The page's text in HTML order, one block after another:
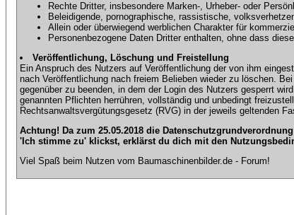
Rechte Dritter, insbesondere Marken-, Urheber- oder
Beleidigende, pornographische, rassistische,
Allein oder überwiegend werblichen Charakter für
Personenbezogene Daten Dritter enthalten, ohne dass
Veröffentlichung, Löschung und Freistellung
Ein Anspruch des Nutzers auf Veröffentlichung der von ihm
nach Veröffentlichung nach freiem Belieben wieder zu löschen.
gegenüber zu beenden, in dem der Login des Nutzers gesperrt
genannten Pflichten herrühren, vollständig und unbedingt
Rechtsanwaltsvergütungsgesetz (RVG) in der jeweils geltenden
Achtung! Da zum 25.05.2018 die
'Ich stimme zu' klickst, erklärst du dich mit den
Viel Spaß beim Nutzen vom Baumaschinenbilder.de - Forum!